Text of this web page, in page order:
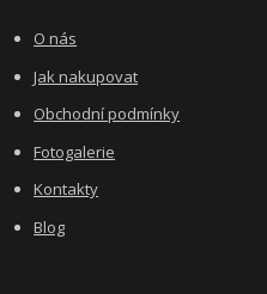
O nás
Jak nakupovat
Obchodní podmínky
Fotogalerie
Kontakty
Blog